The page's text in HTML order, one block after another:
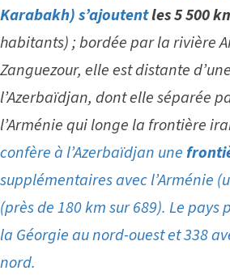
Karabakh) s’ajoutentles 5 500
habitants) ; bordée par la rivière
Zanguezour, elle est distante
l’Azerbaïdjan, dont elle séparée
l’Arménie qui longe la frontière
confère à l’Azerbaïdjan une
supplémentaires avec l’Arménie
(près de 180 km sur 689). Le
la Géorgie au nord-ouest et 338
nord.